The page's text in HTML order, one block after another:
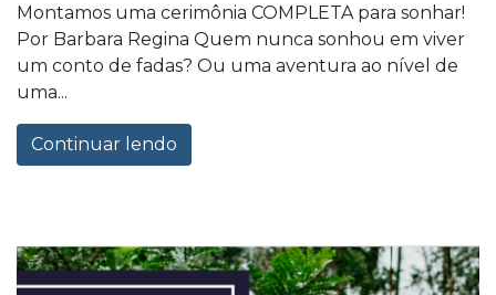
Montamos uma cerimônia COMPLETA para sonhar!
Por Barbara Regina Quem nunca sonhou em viver
um conto de fadas? Ou uma aventura ao nível de
uma...
Continuar lendo